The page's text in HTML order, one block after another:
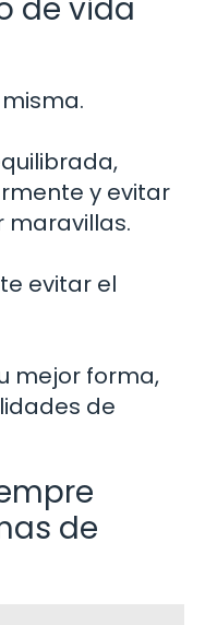
de vida
y evitar
maravillas.
evitar el
mejor forma,
de
de